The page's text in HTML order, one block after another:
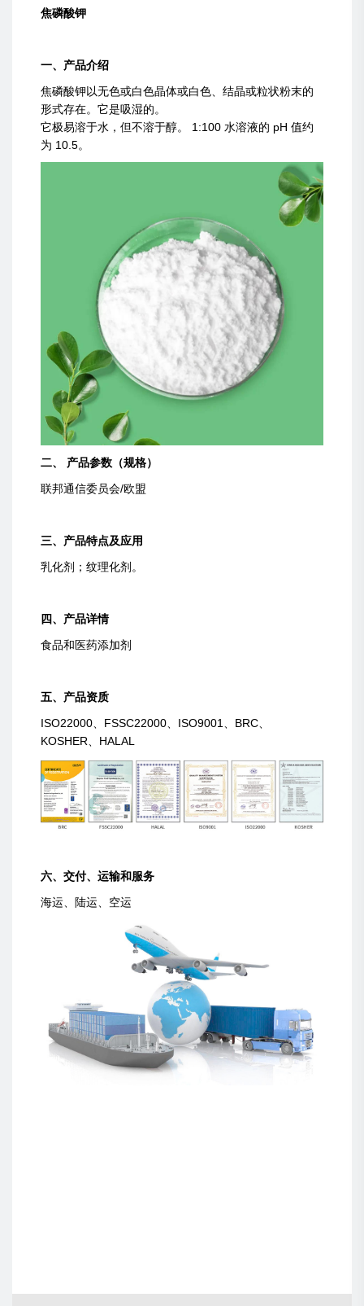
焦磷酸钾
一、产品介绍
焦磷酸钾以无色或白色晶体或白色、结晶或粒状粉末的
形式存在。它是吸湿的。
它极易溶于水，但不溶于醇。 1:100 水溶液的 pH 值约
为 10.5。
二、 产品参数（规格）
联邦通信委员会/欧盟
三、产品特点及应用
乳化剂；纹理化剂。
四、产品详情
食品和医药添加剂
五、产品资质
ISO22000、FSSC22000、ISO9001、BRC、
KOSHER、HALAL
六、交付、运输和服务
海运、陆运、空运